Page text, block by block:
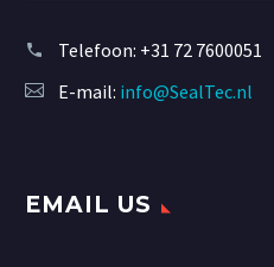
Telefoon: +31 72 7600051
E-mail: info@SealTec.nl
EMAIL US